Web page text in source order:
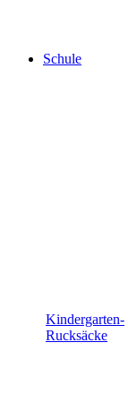
Schule
Kindergarten-
Rucksäcke